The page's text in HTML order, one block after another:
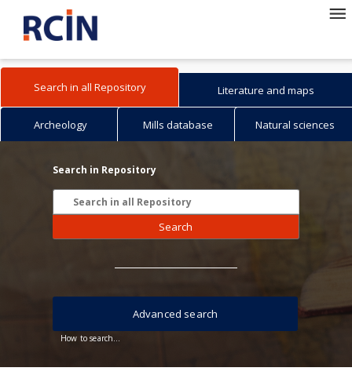
Search in all Repository Literature and maps
Archeology Mills database Natural sciences
Search in Repository
Search
How to search...
Advanced search